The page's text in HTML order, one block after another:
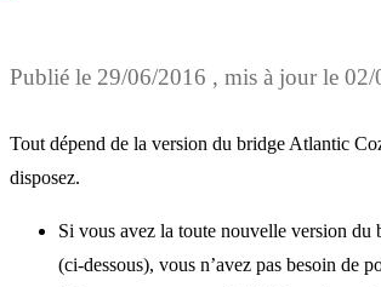
Publié le 29/06/2016 , mis à jour le 02/
Tout dépend de la version du bridge Atlantic
disposez.
Si vous avez la toute nouvelle version du
(ci-dessous), vous n’avez pas besoin de